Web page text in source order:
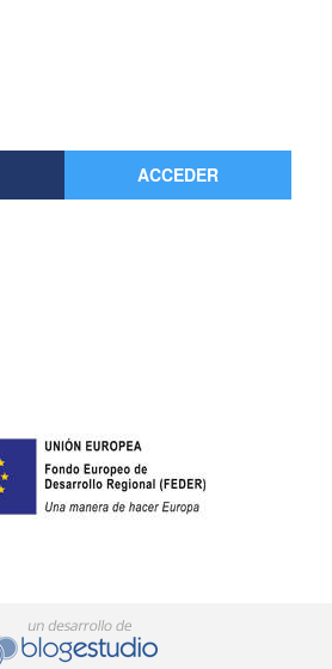
ACCEDER